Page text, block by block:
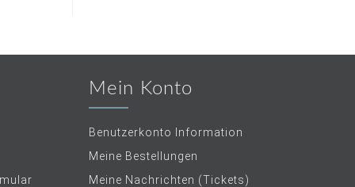
Mein Konto
Benutzerkonto Information
Meine Bestellungen
Meine Nachrichten (Tickets)